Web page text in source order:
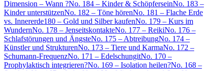
Dimension – Wann ?No. 184 – Kinder & SchöpferseinNo. 183 –
Kinder unterstützenNo. 182 – Töne hörenNo. 181 – Flache Erde
vs. Innererde180 – Gold und Silber kaufenNo. 179 – Kurs im
WundernNo. 178 – JenseitskontakteNo. 177 – ReikiNo. 176 –
Schlafstörungen und ÄngsteNo. 175 – AbtreibungNo. 174 –
Künstler und StrukturenNo. 173 – Tiere und KarmaNo. 172 –
Schumann-FrequenzNo. 171 – EdelschungitNo. 170 –
Prophylaktisch integrieren?No. 169 – Isolation heilen?No. 168 –